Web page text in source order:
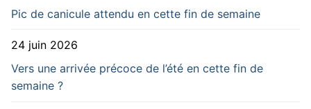
Pic de canicule attendu en cette fin de semaine
24 juin 2026
Vers une arrivée précoce de l’été en cette fin de
semaine ?